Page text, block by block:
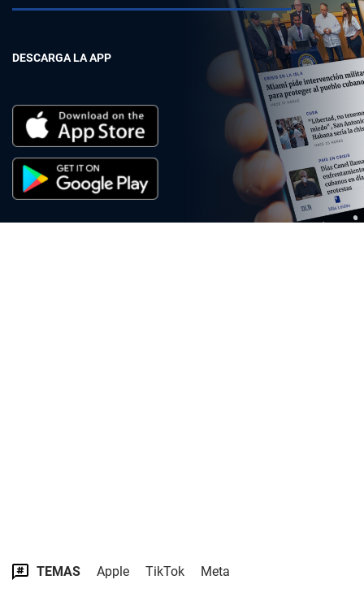
DESCARGA LA APP
TEMAS Apple TikTok Meta